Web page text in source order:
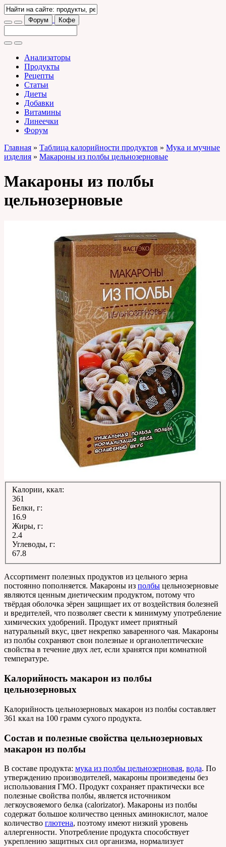
Форум Кофе
Анализаторы
Продукты
Рецепты
Статьи
Диеты
Добавки
Витамины
Линеечки
Форум
Главная » Таблица калорийности продуктов » Мука и мучные
изделия » Макароны из полбы цельнозерновые
Макароны из полбы
цельнозерновые
Калории, ккал:
361
Белки, г:
16.9
Жиры, г:
2.4
Углеводы, г:
67.8
Ассортимент полезных продуктов из цельного зерна
постоянно пополняется. Макароны из полбы цельнозерновые
являются ценным диетическим продуктом, потому что
твёрдая оболочка зёрен защищает их от воздействия болезней
и вредителей, что позволяет свести к минимуму употребление
химических удобрений. Продукт имеет приятный
натуральный вкус, цвет некрепко заваренного чая. Макароны
из полбы сохраняют свои полезные и органолептические
свойства в течение двух лет, если хранятся при комнатной
температуре.
Калорийность макарон из полбы
цельнозерновых
Калорийность цельнозерновых макарон из полбы составляет
361 ккал на 100 грамм сухого продукта.
Состав и полезные свойства цельнозерновых
макарон из полбы
В составе продукта: мука из полбы цельнозерновая, вода. По
утверждению производителей, макароны произведены без
использования ГМО. Продукт сохраняет практически все
полезные свойства полбы, является источником
легкоусвояемого белка (calorizator). Макароны из полбы
содержат большое количество ценных аминокислот, малое
количество глютена, поэтому имеют низкий уровень
аллергенности. Употребление продукта способствует
укреплению защитных сил организма, нормализует